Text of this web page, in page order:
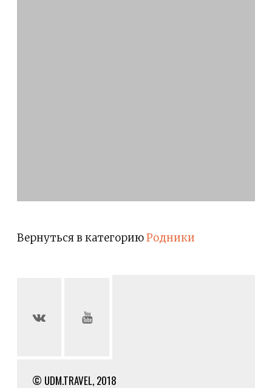
Вернуться в категориюРодники
© UDM.TRAVEL, 2018